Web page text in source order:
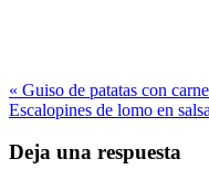
« Guiso de patatas con carne
Escalopines de lomo en
Deja una respuesta